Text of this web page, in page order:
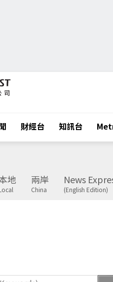
財經台 知訊台
地 兩岸
China
News
(English Edition)